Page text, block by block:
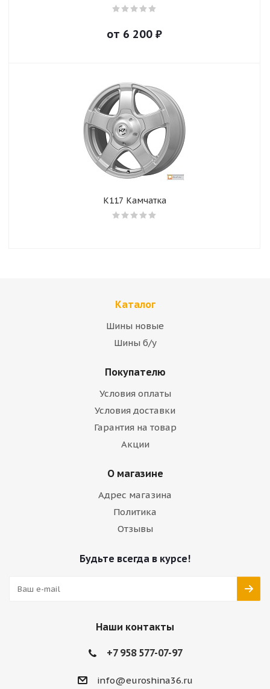
от 6 200 ₽
К117 Камчатка
Каталог
Шины новые
Шины б/у
Покупателю
Условия оплаты
Условия доставки
Гарантия на товар
Акции
О магазине
Адрес магазина
Политика
Отзывы
Будьте всегда в курсе!
Наши контакты
+7 958 577-07-97
info@euroshina36.ru